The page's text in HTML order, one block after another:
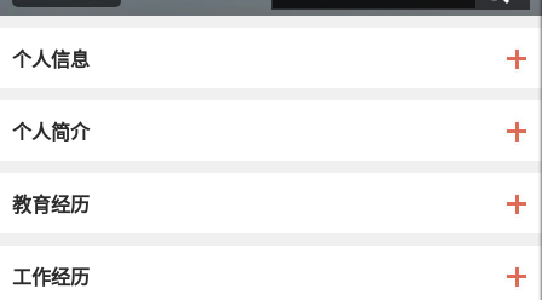
个人信息
个人简介
教育经历
工作经历